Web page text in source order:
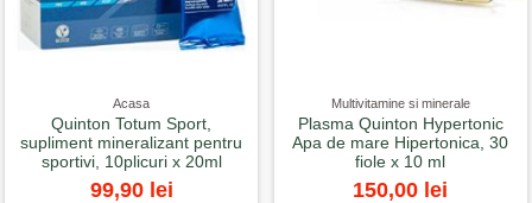
Acasa
Quinton Totum Sport,
supliment mineralizant pentru
sportivi, 10plicuri x 20ml
99,90 lei
Multivitamine si minerale
Plasma Quinton Hypertonic
Apa de mare Hipertonica, 30
fiole x 10 ml
150,00 lei